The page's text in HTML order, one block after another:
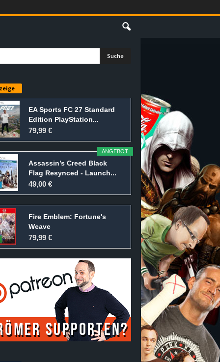
EA Sports FC 27 Standard
Edition PlayStation...
79,99 €
ANGEBOT
Assassin’s Creed Black
Flag Resynced - Launch...
49,00 €
Fire Emblem: Fortune's
Weave
79,99 €